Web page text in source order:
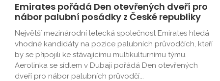
Emirates pořádá Den otevřených dveří pro
nábor palubní posádky z České republiky
Největší mezinárodní letecká společnost Emirates hledá
vhodné kandidáty na pozice palubních průvodčích, kteří
by se připojili ke stávajícímu multikulturnímu týmu.
Aerolinka se sídlem v Dubaji pořádá Den otevřených
dveří pro nábor palubních průvodčí...